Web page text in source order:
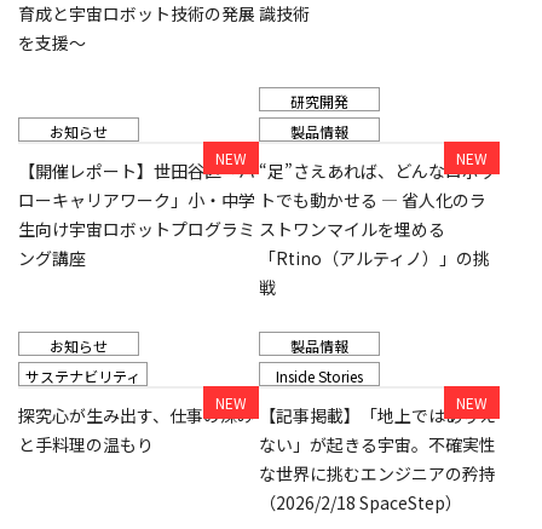
お知らせ
育成と宇宙ロボット技術の発展
を支援～
研究開発
製品情報
識技術
お知らせ
サステナビリティ
【開催レポート】世田谷区「ハ
ローキャリアワーク」小・中学
生向け宇宙ロボットプログラミ
ング講座
製品情報
Inside Stories
“足”さえあれば、どんなロボッ
トでも動かせる ― 省人化のラ
ストワンマイルを埋める
「Rtino（アルティノ）」の挑
戦
探究心が生み出す、仕事の深み
と手料理の温もり
【記事掲載】「地上ではありえ
ない」が起きる宇宙。不確実性
な世界に挑むエンジニアの矜持
（2026/2/18 SpaceStep）